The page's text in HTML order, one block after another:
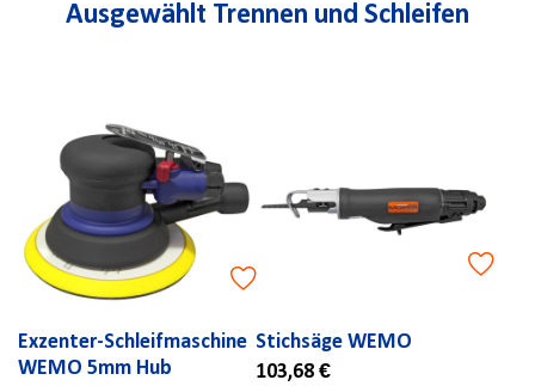
Ausgewählt Trennen und Schleifen
Exzenter-Schleifmaschine
WEMO 5mm Hub
Stichsäge WEMO
103,68 €